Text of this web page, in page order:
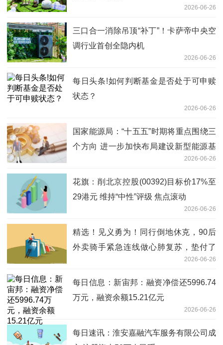
2026-06-26
三口合一消除吊顶“补丁”！卡萨帝中央空
调行业首创全隐内机
2026-06-26
每日头条!如何判断基金是否处于可申赎
状态？
2026-06-26
国家能源局：“十五五”时期将重点围绕三
个方向 进一步加快布局建设新型能源基
2026-06-26
花旗：削北京控股(00392)目标价17%至
29港元 维持“中性”评级 焦点滚动
2026-06-26
精选！见义勇为！同行倒地休克，90后
外卖骑手紧急连线做心肺复苏，垫付了
2026-06-26
每日信息：新宙邦：融资净偿还5996.74
万元，融资余额15.21亿元
2026-06-26
每日速讯：淮安嘉融汽车服务有限公司成